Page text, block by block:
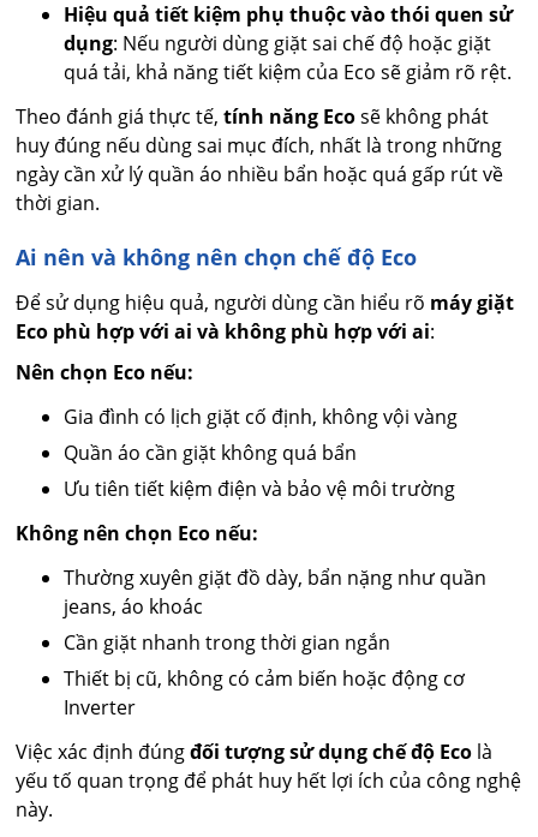
Hiệu quả tiết kiệm phụ thuộc vào thói quen sử
dụng: Nếu người dùng giặt sai chế độ hoặc giặt
quá tải, khả năng tiết kiệm của Eco sẽ giảm rõ rệt.
Theo đánh giá thực tế,tính năng Ecosẽ không phát
huy đúng nếu dùng sai mục đích, nhất là trong những
ngày cần xử lý quần áo nhiều bẩn hoặc quá gấp rút về
thời gian.
Ai nên và không nên chọn chế độ Eco
Để sử dụng hiệu quả, người dùng cần hiểu rõ máy giặt
Eco phù hợp với ai và không phù hợp với ai:
Nên chọn Eco nếu:
Gia đình có lịch giặt cố định, không vội vàng
Quần áo cần giặt không quá bẩn
Ưu tiên tiết kiệm điện và bảo vệ môi trường
Không nên chọn Eco nếu:
Thường xuyên giặt đồ dày, bẩn nặng như quần
jeans, áo khoác
Cần giặt nhanh trong thời gian ngắn
Thiết bị cũ, không có cảm biến hoặc động cơ
Inverter
Việc xác định đúngđối tượng sử dụng chế độ Eco là
yếu tố quan trọng để phát huy hết lợi ích của công nghệ
này.